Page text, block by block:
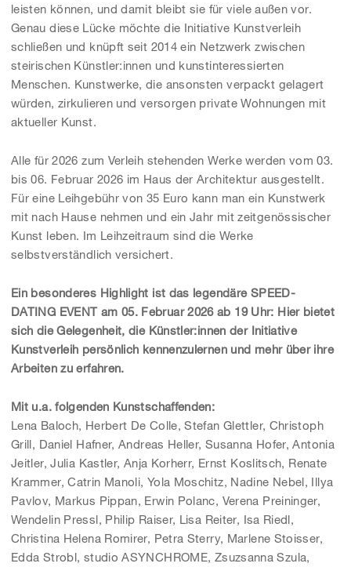
leisten können, und damit bleibt sie für viele außen vor.
Genau diese Lücke möchte die Initiative Kunstverleih
schließen und knüpft seit 2014 ein Netzwerk zwischen
steirischen Künstler:innen und kunstinteressierten
Menschen. Kunstwerke, die ansonsten verpackt gelagert
würden, zirkulieren und versorgen private Wohnungen mit
aktueller Kunst.
Alle für 2026 zum Verleih stehenden Werke werden vom 03.
bis 06. Februar 2026 im Haus der Architektur ausgestellt.
Für eine Leihgebühr von 35 Euro kann man ein Kunstwerk
mit nach Hause nehmen und ein Jahr mit zeitgenössischer
Kunst leben. Im Leihzeitraum sind die Werke
selbstverständlich versichert.
Ein besonderes Highlight ist das legendäre SPEED-
DATING EVENT am 05. Februar 2026 ab 19 Uhr: Hier bietet
sich die Gelegenheit, die Künstler:innen der Initiative
Kunstverleih persönlich kennenzulernen und mehr über ihre
Arbeiten zu erfahren.
Mit u.a. folgenden Kunstschaffenden:
Lena Baloch, Herbert De Colle, Stefan Glettler, Christoph
Grill, Daniel Hafner, Andreas Heller, Susanna Hofer, Antonia
Jeitler, Julia Kastler, Anja Korherr, Ernst Koslitsch, Renate
Krammer, Catrin Manoli, Yola Moschitz, Nadine Nebel, Illya
Pavlov, Markus Pippan, Erwin Polanc, Verena Preininger,
Wendelin Pressl, Philip Raiser, Lisa Reiter, Isa Riedl,
Christina Helena Romirer, Petra Sterry, Marlene Stoisser,
Edda Strobl, studio ASYNCHROME, Zsuzsanna Szula,